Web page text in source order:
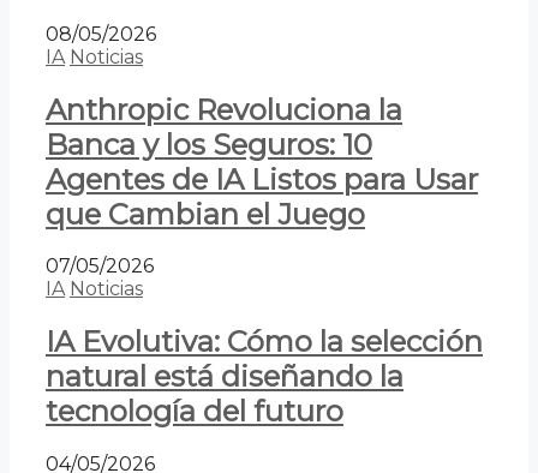
08/05/2026
IA Noticias
Anthropic Revoluciona la
Banca y los Seguros: 10
Agentes de IA Listos para Usar
que Cambian el Juego
07/05/2026
IA Noticias
IA Evolutiva: Cómo la selección
natural está diseñando la
tecnología del futuro
04/05/2026